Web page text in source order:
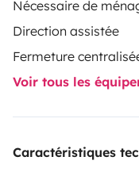
lascomodidades
lacámara de visión
seguridad y
autocaravana la
confort.
Nécessaire de
Direction assistée
Fermeture
Voir tous les
Caractéristiques